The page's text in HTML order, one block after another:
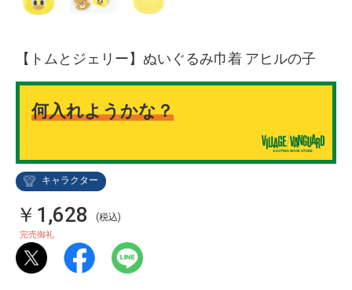
キャラクター
【トムとジェリー】ぬいぐるみ巾着 アヒルの子
何入れようかな？
￥1,628 (税込)
完売御礼